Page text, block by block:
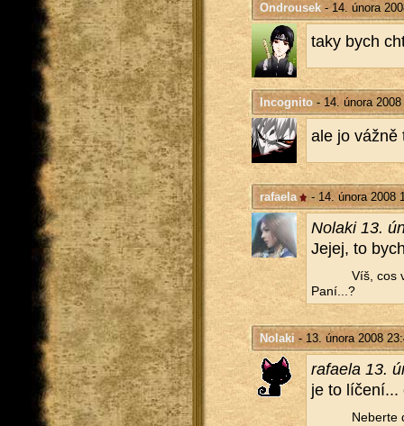
Ondrousek- 14. února
taky bych
Incognito- 14. února 2008
ale jo vážně
rafaela - 14. února 2008
No­la­ki 13.
Jejej, to
Víš, cos
Paní...?
Nolaki - 13. února 2008
ra­fa­e­la 13.
je to lí­če­ní...
Ne­ber­te